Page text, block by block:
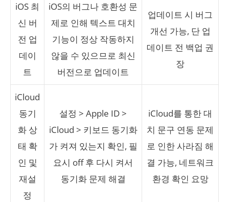
iOS 최
신 버
전 업
데이
트
iOS의 버그나 호환성 문
제로 인해 텍스트 대치
기능이 정상 작동하지
않을 수 있으므로 최신
버전으로 업데이트
업데이트 시 버그
개선 가능, 단 업
데이트 전 백업 권
장
iCloud
동기
화 상
태 확
인 및
재설
정
설정 > Apple ID >
iCloud > 키보드 동기화
가 켜져 있는지 확인, 필
요시 off 후 다시 켜서
동기화 문제 해결
iCloud를 통한 대
치 문구 연동 문제
로 인한 사라짐 해
결 가능, 네트워크
환경 확인 요망